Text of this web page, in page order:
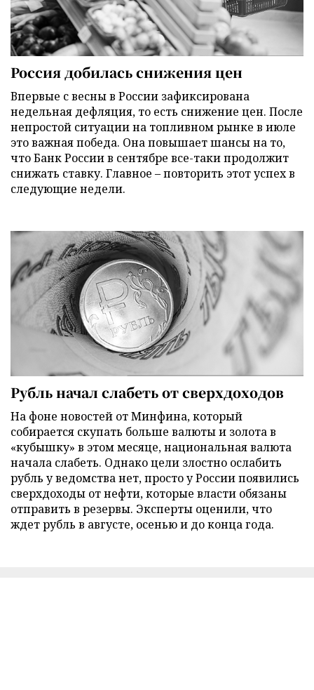
Россия добилась снижения цен
Впервые с весны в России зафиксирована
недельная дефляция, то есть снижение цен. После
непростой ситуации на топливном рынке в июле
это важная победа. Она повышает шансы на то,
что Банк России в сентябре все-таки продолжит
снижать ставку. Главное – повторить этот успех в
следующие недели.
Рубль начал слабеть от сверхдоходов
На фоне новостей от Минфина, который
собирается скупать больше валюты и золота в
«кубышку» в этом месяце, национальная валюта
начала слабеть. Однако цели злостно ослабить
рубль у ведомства нет, просто у России появились
сверхдоходы от нефти, которые власти обязаны
отправить в резервы. Эксперты оценили, что
ждет рубль в августе, осенью и до конца года.